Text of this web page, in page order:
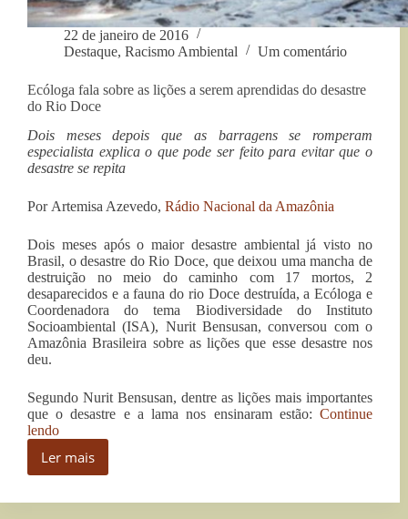
22 de janeiro de 2016
Destaque, Racismo Ambiental Um comentário
Ecóloga fala sobre as lições a serem aprendidas do desastre
do Rio Doce
Dois meses depois que as barragens se romperam
especialista explica o que pode ser feito para evitar que o
desastre se repita
Por Artemisa Azevedo, Rádio Nacional da Amazônia
Dois meses após o maior desastre ambiental já visto no
Brasil, o desastre do Rio Doce, que deixou uma mancha de
destruição no meio do caminho com 17 mortos, 2
desaparecidos e a fauna do rio Doce destruída, a Ecóloga e
Coordenadora do tema Biodiversidade do Instituto
Socioambiental (ISA), Nurit Bensusan, conversou com o
Amazônia Brasileira sobre as lições que esse desastre nos
deu.
Segundo Nurit Bensusan, dentre as lições mais importantes
que o desastre e a lama nos ensinaram estão:Continue
lendo“Ecóloga
sobre
as
Ler mais
Ecóloga
sobre